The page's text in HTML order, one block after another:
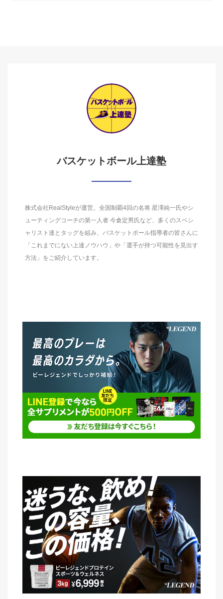
バスケットボール上達塾
株式会社RealStyleが運営。全国制覇4回の名将 星澤純一氏やシ
ューティングコーチの第一人者 今倉定男氏など、多くのスペシ
ャリスト達とタッグを組み、バスケットボール指導者の皆さんに
「これまでにない上達ノウハウ」や「選手が持つ可能性を見出す
方法」をご紹介しています。